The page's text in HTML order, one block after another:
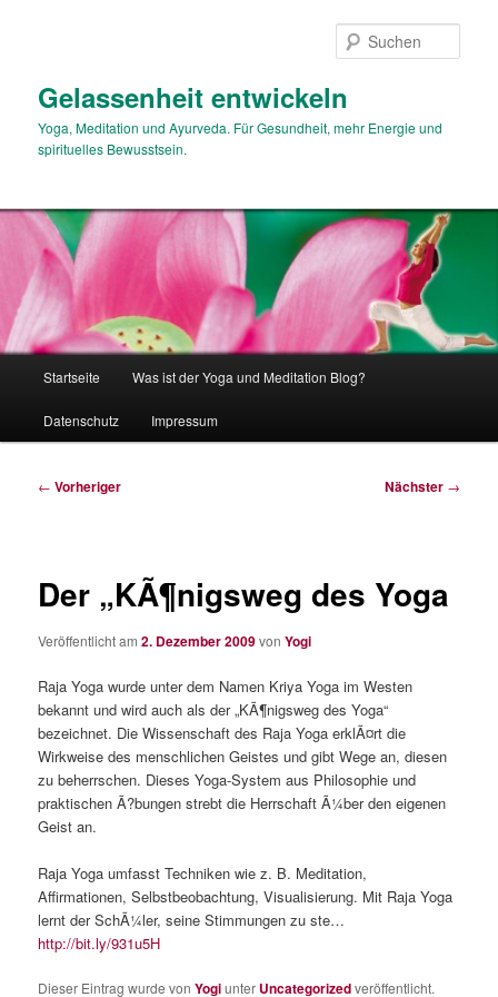
Gelassenheit entwickeln
Yoga, Meditation und Ayurveda. Für Gesundheit, mehr Energie und
spirituelles Bewusstsein.
Startseite Was ist der Yoga und Meditation Blog?
Datenschutz Impressum
Beitragsnavigation
← Vorheriger Nächster →
Der „KÃ¶nigsweg des Yoga
Veröffentlicht am2. Dezember 2009vonYogi
Raja Yoga wurde unter dem Namen Kriya Yoga im Westen
bekannt und wird auch als der „KÃ¶nigsweg des Yoga“
bezeichnet. Die Wissenschaft des Raja Yoga erklÃ¤rt die
Wirkweise des menschlichen Geistes und gibt Wege an, diesen
zu beherrschen. Dieses Yoga-System aus Philosophie und
praktischen Ã?bungen strebt die Herrschaft Ã¼ber den eigenen
Geist an.
Raja Yoga umfasst Techniken wie z. B. Meditation,
Affirmationen, Selbstbeobachtung, Visualisierung. Mit Raja Yoga
lernt der SchÃ¼ler, seine Stimmungen zu ste…
http://bit.ly/931u5H
Dieser Eintrag wurde vonYogiunter Uncategorizedveröffentlicht.